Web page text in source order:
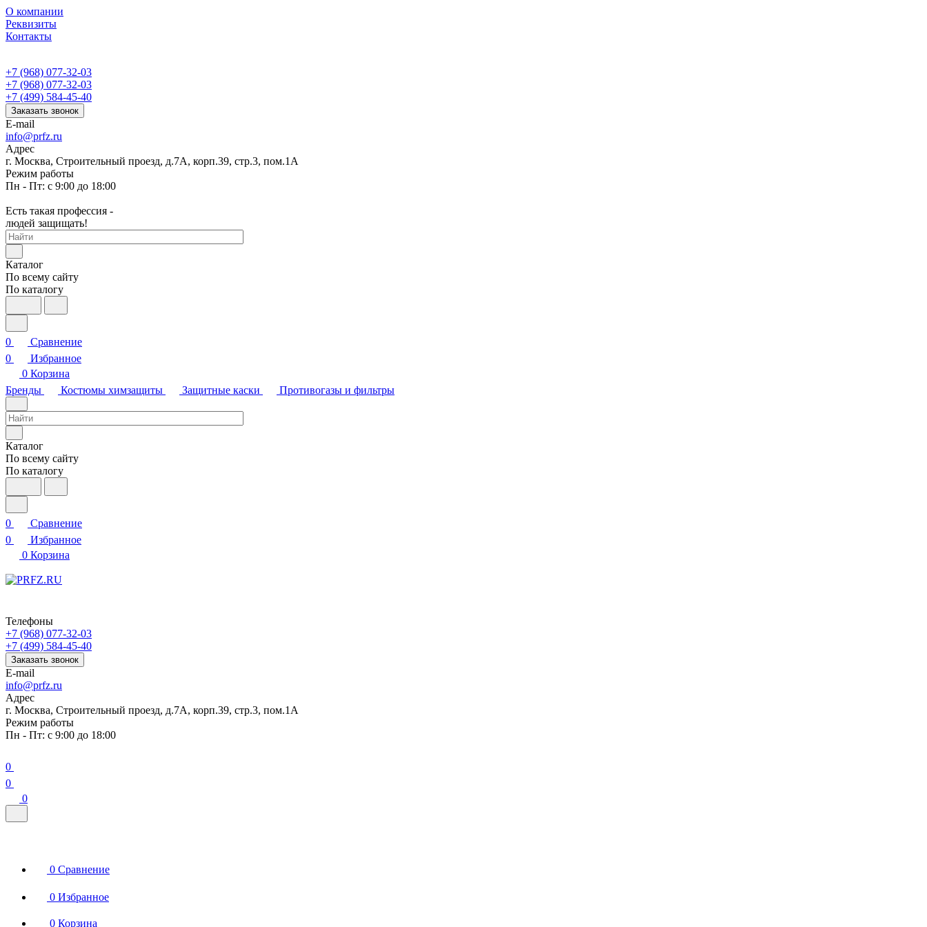
О компании
Реквизиты
Контакты
+7 (968) 077-32-03
+7 (968) 077-32-03
+7 (499) 584-45-40
Заказать звонок
E-mail
info@prfz.ru
Адрес
г. Москва, Строительный проезд, д.7А, корп.39, стр.3, пом.1А
Режим работы
Пн - Пт: с 9:00 до 18:00
Есть такая профессия -
людей защищать!
Каталог
По всему сайту
По каталогу
0
Сравнение
0
Избранное
0 Корзина
Бренды
Костюмы химзащиты Защитные каски Противогазы и фильтры
Каталог
По всему сайту
По каталогу
0
Сравнение
0
Избранное
0 Корзина
Телефоны
+7 (968) 077-32-03
+7 (499) 584-45-40
Заказать звонок
E-mail
info@prfz.ru
Адрес
г. Москва, Строительный проезд, д.7А, корп.39, стр.3, пом.1А
Режим работы
Пн - Пт: с 9:00 до 18:00
0
0
0
0 Сравнение
0 Избранное
0 Корзина